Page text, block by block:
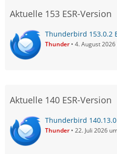
Aktuelle 153 ESR-Version
Thunderbird 153.0.2
Thunder 4. August
Aktuelle 140 ESR-Version
Thunderbird
Thunder 22. Juli 2026